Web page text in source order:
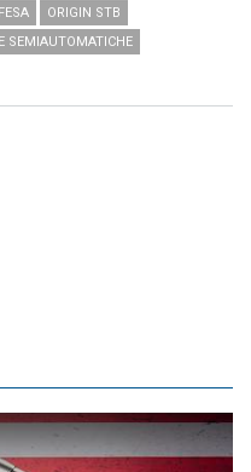
ORIGIN STB
SEMIAUTOMATICHE